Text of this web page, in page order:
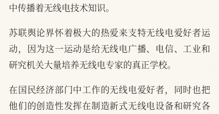
中传播着无线电技术知识。
苏联舆论界怀着极大的热爱来支特无线电爱好者运
动，因为这一运动是给无线电广播、电信、工业和
研究机关大量培养无线电专家的真正学校。
在国民经济部门中工作的无线电爱好者，同时也把
他们的创造性发挥在制造新式无线电设备和研究各